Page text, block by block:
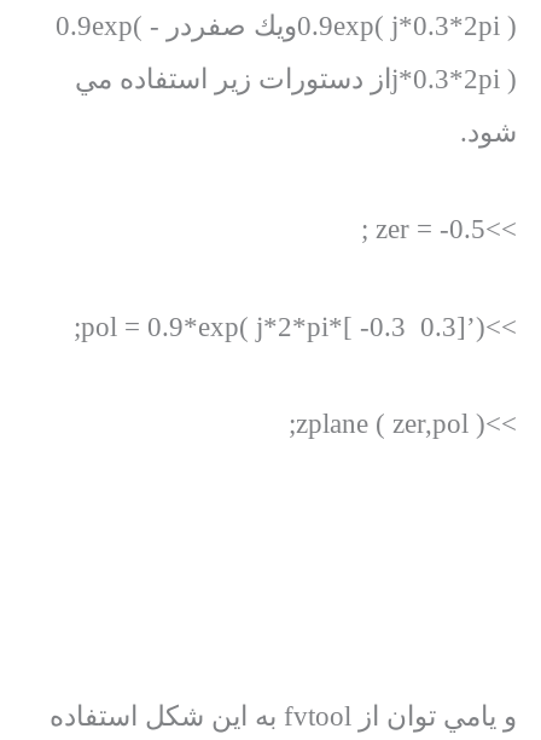
0.9exp( j*0.3*2pi )ويك صفردر 0.9exp( -
j*0.3*2pi )از دستورات زير استفاده مي
شود.
>>zer = -0.5 ;
>>pol = 0.9*exp( j*2*pi*[ -0.3 0.3]’);
>>zplane ( zer,pol );
و يامي توان از fvtool به اين شكل استفاده